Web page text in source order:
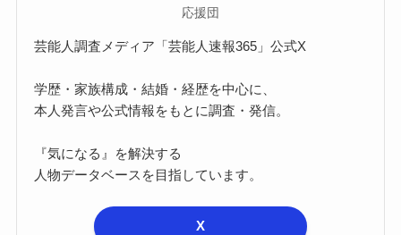
応援団
芸能人調査メディア「芸能人速報365」公式X
学歴・家族構成・結婚・経歴を中心に、
本人発言や公式情報をもとに調査・発信。
『気になる』を解決する
人物データベースを目指しています。
X